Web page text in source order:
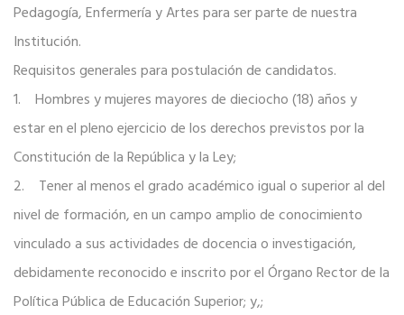
Pedagogía, Enfermería y Artes para ser parte de nuestra
Institución.
Requisitos generales para postulación de candidatos.
1. Hombres y mujeres mayores de dieciocho (18) años y
estar en el pleno ejercicio de los derechos previstos por la
Constitución de la República y la Ley;
2. Tener al menos el grado académico igual o superior al del
nivel de formación, en un campo amplio de conocimiento
vinculado a sus actividades de docencia o investigación,
debidamente reconocido e inscrito por el Órgano Rector de la
Política Pública de Educación Superior; y,;